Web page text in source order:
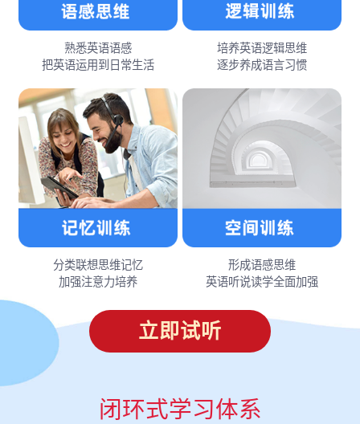
熟悉英语语感
把英语运用到日常生活
培养英语逻辑思维
逐步养成语言习惯
分类联想思维记忆
加强注意力培养
形成语感思维
英语听说读学全面加强
立即试听
闭环式学习体系